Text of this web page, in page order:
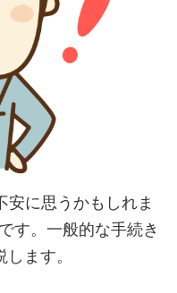
安に思うかもしれま
す。一般的な手続き
ます。